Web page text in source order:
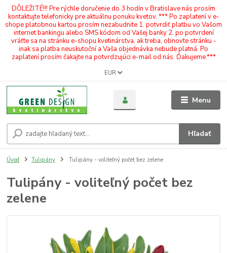
DÔLEŽITÉ!!! Pre rýchle doručenie do 3 hodín v Bratislave nás prosím
kontaktujte telefonicky pre aktuálnu ponuku kvetov. *** Po zaplatení v e-
shope platobnou kartou prosím nezabudnite 1. potvrdiť platbu vo Vašom
internet bankingu alebo SMS kódom od Vašej banky 2. po potvrdení
vráťte sa na stránku e-shopu kvetinárstva, ak treba, obnovte stránku -
inak sa platba neuskutoční a Vaša objednávka nebude platná. Po
zaplatení prosím čakajte na potvrdzujúci e-mail od nás. Ďakujeme.***
Menu
EUR
Hľadať
Úvod Tulipány Tulipány - voliteľný počet bez zelene
Tulipány - voliteľný počet bez
zelene